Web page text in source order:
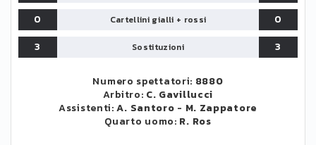
0
Cartellini gialli + rossi
0
3
Sostituzioni 3
Numero spettatori: 8880
Arbitro: C. Gavillucci
Assistenti:A. Santoro - M. Zappatore
Quarto uomo: R. Ros